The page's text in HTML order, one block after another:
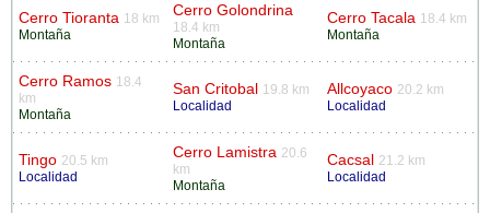
Cerro Tioranta 18 km
Montaña
Cerro Golondrina
18.4 km
Montaña
Cerro Tacala 18.4 km
Montaña
Cerro Ramos 18.4
km
Montaña
San Critobal
19.8 km
Localidad
Allcoyaco 20.2 km
Localidad
Tingo 20.5 km
Localidad
Cerro Lamistra 20.6
km
Montaña
Cacsal
21.2 km
Localidad